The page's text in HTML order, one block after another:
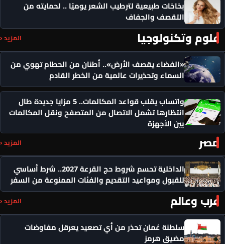
بخاخات طبيعية لترطيب الشعر يوميًا .. لحمايته من
التقصف والجفاف
علوم وتكنولوجيا المزيد ‹
«الفضاء يقصف الأرض».. أطنان من الحطام تهوي من
السماء وتحذيرات عالمية من الخطر القادم
واتساب يقلب قواعد المكالمات.. 5 مزايا جديدة طال
انتظارها تشمل الاتصال من المتصفح ونقل المكالمات
بين الأجهزة
مصر المزيد ‹
الداخلية تحسم شروط حج القرعة 2027.. شرط أساسي
للقبول ومواعيد التقديم والفئات الممنوعة من السفر
عرب وعالم المزيد ‹
سلطنة عُمان تحذر من أي تصعيد يعرقل مفاوضات
مضيق هرمز